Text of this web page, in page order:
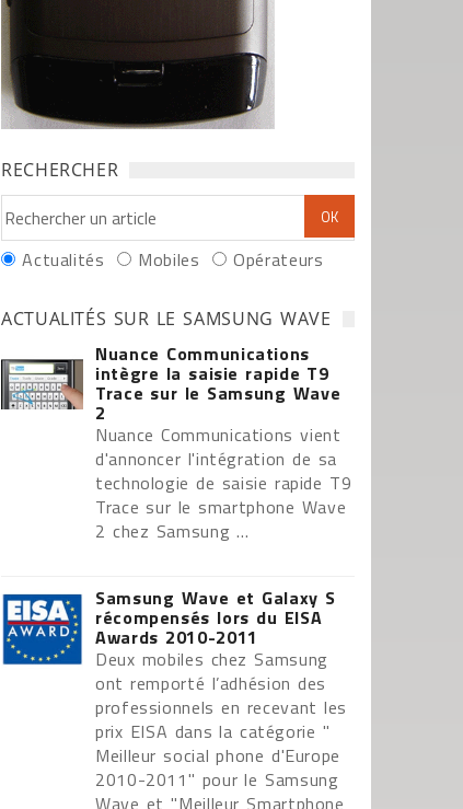
RECHERCHER
Actualités Mobiles Opérateurs
ACTUALITÉS SUR LE SAMSUNG WAVE
Nuance Communications
intègre la saisie rapide T9
Trace sur le Samsung Wave
2
Nuance Communications vient
d'annoncer l'intégration de sa
technologie de saisie rapide T9
Trace sur le smartphone Wave
2 chez Samsung ...
Samsung Wave et Galaxy S
récompensés lors du EISA
Awards 2010-2011
Deux mobiles chez Samsung
ont remporté l’adhésion des
professionnels en recevant les
prix EISA dans la catégorie "
Meilleur social phone d'Europe
2010-2011" pour le Samsung
Wave et "Meilleur Smartphone